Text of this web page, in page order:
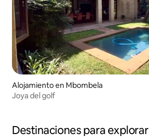
Alojamiento en Mbombela
Joya del golf
Destinaciones para explorar